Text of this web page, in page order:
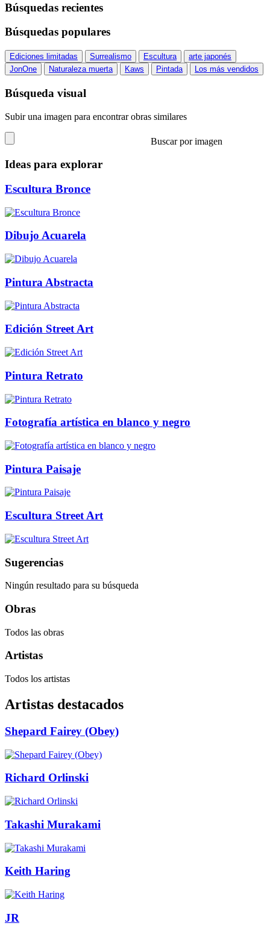
Búsquedas recientes
Búsquedas populares
Ediciones limitadas Surrealismo Escultura
arte japonés
JonOne
Naturaleza muerta Kaws Pintada Los más vendidos
Búsqueda visual
Subir una imagen para encontrar obras similares
Buscar por imagen
Ideas para explorar
Escultura Bronce
Dibujo Acuarela
Pintura Abstracta
Edición Street Art
Pintura Retrato
Fotografía artística en blanco y negro
Pintura Paisaje
Escultura Street Art
Sugerencias
Ningún resultado para su búsqueda
Obras
Todos las obras
Artistas
Todos los artistas
Artistas destacados
Shepard Fairey (Obey)
Richard Orlinski
Takashi Murakami
Keith Haring
JR